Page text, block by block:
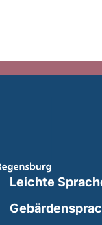
Leichte